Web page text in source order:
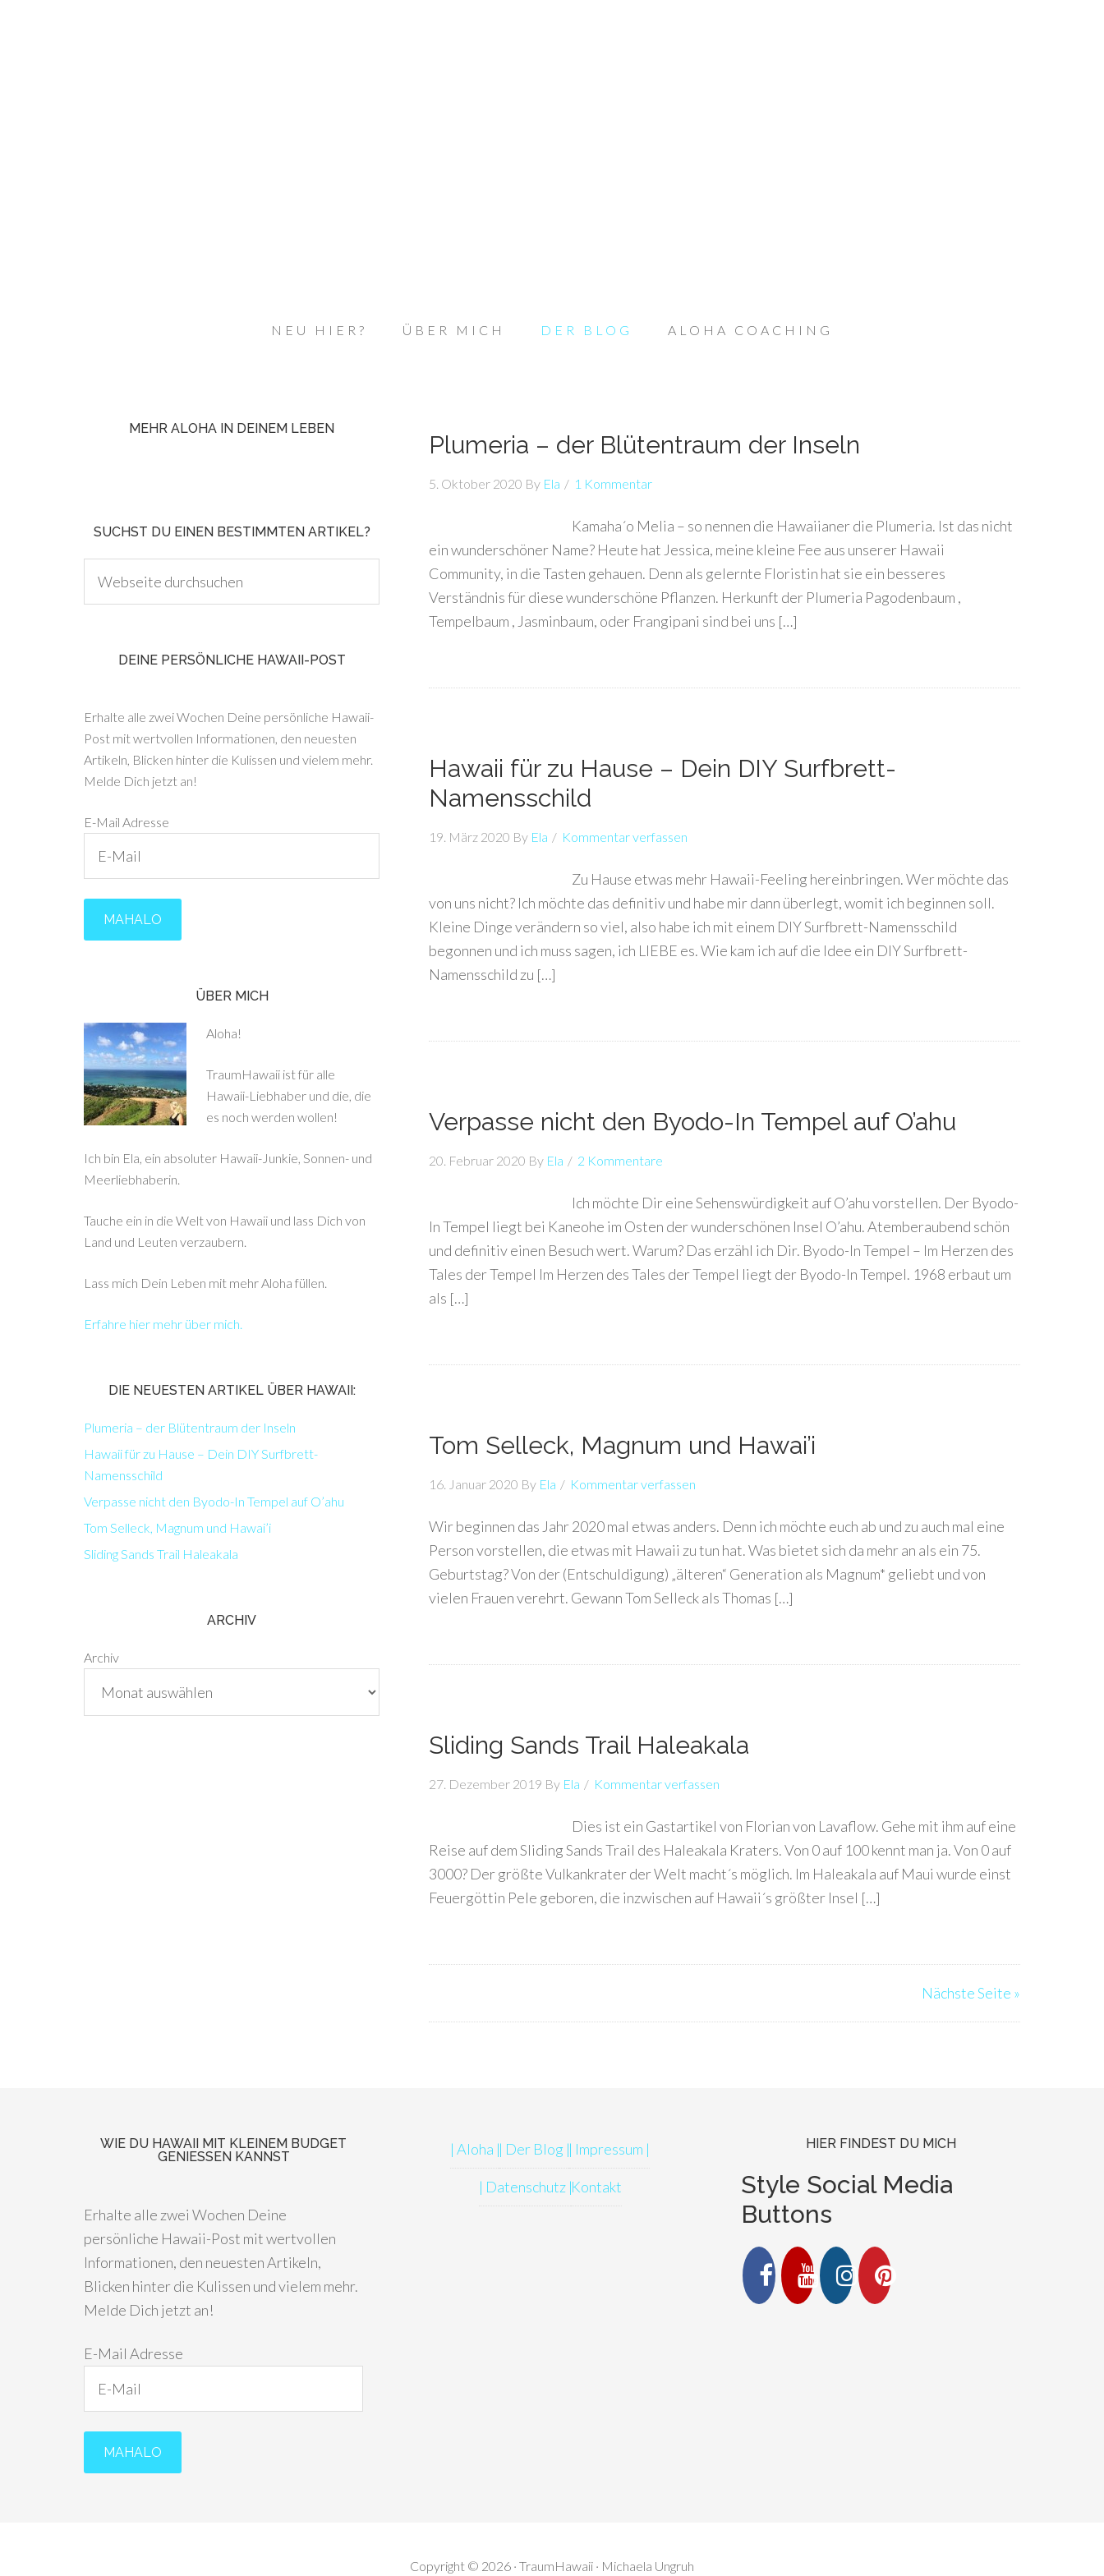
NEU HIER? ÜBER MICH DER BLOG ALOHA COACHING
Plumeria – der Blütentraum der Inseln
5. Oktober 2020 By Ela 1 Kommentar
Kamaha´o Melia – so nennen die Hawaiianer die Plumeria. Ist das nicht
ein wunderschöner Name? Heute hat Jessica, meine kleine Fee aus unserer Hawaii
Community, in die Tasten gehauen. Denn als gelernte Floristin hat sie ein besseres
Verständnis für diese wunderschöne Pflanzen. Herkunft der Plumeria Pagodenbaum ,
Tempelbaum , Jasminbaum, oder Frangipani sind bei uns […]
Hawaii für zu Hause – Dein DIY Surfbrett-
Namensschild
19. März 2020 By Ela Kommentar verfassen
Zu Hause etwas mehr Hawaii-Feeling hereinbringen. Wer möchte das
von uns nicht? Ich möchte das definitiv und habe mir dann überlegt, womit ich beginnen soll.
Kleine Dinge verändern so viel, also habe ich mit einem DIY Surfbrett-Namensschild
begonnen und ich muss sagen, ich LIEBE es. Wie kam ich auf die Idee ein DIY Surfbrett-
Namensschild zu […]
Verpasse nicht den Byodo-In Tempel auf O’ahu
20. Februar 2020 By Ela 2 Kommentare
Ich möchte Dir eine Sehenswürdigkeit auf O’ahu vorstellen. Der Byodo-
In Tempel liegt bei Kaneohe im Osten der wunderschönen Insel O’ahu. Atemberaubend schön
und definitiv einen Besuch wert. Warum? Das erzähl ich Dir. Byodo-In Tempel – Im Herzen des
Tales der Tempel Im Herzen des Tales der Tempel liegt der Byodo-In Tempel. 1968 erbaut um
als […]
Tom Selleck, Magnum und Hawai’i
16. Januar 2020 By Ela Kommentar verfassen
Wir beginnen das Jahr 2020 mal etwas anders. Denn ich möchte euch ab und zu auch mal eine
Person vorstellen, die etwas mit Hawaii zu tun hat. Was bietet sich da mehr an als ein 75.
Geburtstag? Von der (Entschuldigung) „älteren“ Generation als Magnum* geliebt und von
vielen Frauen verehrt. Gewann Tom Selleck als Thomas […]
Sliding Sands Trail Haleakala
27. Dezember 2019 By Ela Kommentar verfassen
Dies ist ein Gastartikel von Florian von Lavaflow. Gehe mit ihm auf eine
Reise auf dem Sliding Sands Trail des Haleakala Kraters. Von 0 auf 100 kennt man ja. Von 0 auf
3000? Der größte Vulkankrater der Welt macht´s möglich. Im Haleakala auf Maui wurde einst
Feuergöttin Pele geboren, die inzwischen auf Hawaii´s größter Insel […]
Nächste Seite »
MEHR ALOHA IN DEINEM LEBEN
SUCHST DU EINEN BESTIMMTEN ARTIKEL?
DEINE PERSÖNLICHE HAWAII-POST
Erhalte alle zwei Wochen Deine persönliche Hawaii-
Post mit wertvollen Informationen, den neuesten
Artikeln, Blicken hinter die Kulissen und vielem mehr.
Melde Dich jetzt an!
E-Mail Adresse
ÜBER MICH
Aloha!
TraumHawaii ist für alle
Hawaii-Liebhaber und die, die
es noch werden wollen!
Ich bin Ela, ein absoluter Hawaii-Junkie, Sonnen- und
Meerliebhaberin.
Tauche ein in die Welt von Hawaii und lass Dich von
Land und Leuten verzaubern.
Lass mich Dein Leben mit mehr Aloha füllen.
Erfahre hier mehr über mich.
DIE NEUESTEN ARTIKEL ÜBER HAWAII:
Plumeria – der Blütentraum der Inseln
Hawaii für zu Hause – Dein DIY Surfbrett-
Namensschild
Verpasse nicht den Byodo-In Tempel auf O’ahu
Tom Selleck, Magnum und Hawai’i
Sliding Sands Trail Haleakala
ARCHIV
Archiv
WIE DU HAWAII MIT KLEINEM BUDGET
GENIESSEN KANNST
Erhalte alle zwei Wochen Deine
persönliche Hawaii-Post mit wertvollen
Informationen, den neuesten Artikeln,
Blicken hinter die Kulissen und vielem mehr.
Melde Dich jetzt an!
E-Mail Adresse
| Aloha || Der Blog || Impressum |
| Datenschutz |Kontakt
HIER FINDEST DU MICH
Style Social Media
Buttons
Copyright © 2026 · TraumHawaii · Michaela Ungruh